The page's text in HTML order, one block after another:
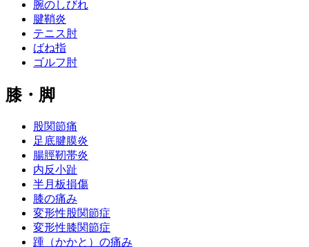
腕のしびれ
腱鞘炎
テニス肘
ばね指
ゴルフ肘
膝・脚
股関節痛
足底腱膜炎
腸脛靭帯炎
内反小趾
半月板損傷
膝の痛み
変形性股関節症
変形性膝関節症
踵（かかと）の痛み